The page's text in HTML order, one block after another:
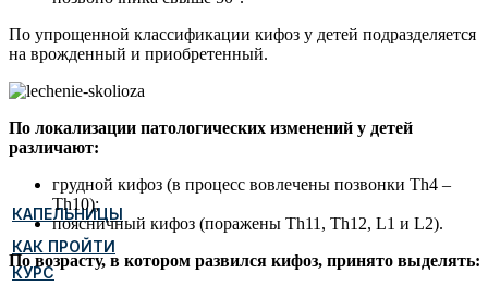
КАПЕЛЬНИЦЫ
КАК ПРОЙТИ
КУРС
По упрощенной классификации кифоз у детей подразделяется
на врожденный и приобретенный.
По локализации патологических изменений у детей
различают:
грудной кифоз (в процесс вовлечены позвонки Th4 –
Th10);
поясничный кифоз (поражены Th11, Th12, L1 и L2).
По возрасту, в котором развился кифоз, принято выделять: